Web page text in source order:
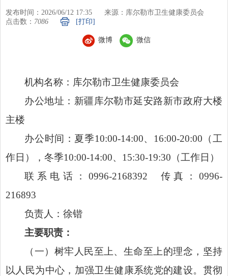
发布时间：2026/06/12 17:35
来源：库尔勒市卫生健康委员会
点击数： 7086 [打印]
微博 微信
机构名称：库尔勒市卫生健康委员会
办公地址：新疆库尔勒市延安路新市政府大楼
主楼
办公时间：夏季10:00-14:00、16:00-20:00（工
作日），冬季10:00-14:00、15:30-19:30（工作日）
联 系电话：0996-2168392 传真：0996-
216893
负责人：徐锴
主要职责：
（一）树牢人民至上、生命至上的理念，坚持
以人民为中心，加强卫生健康系统党的建设。贯彻